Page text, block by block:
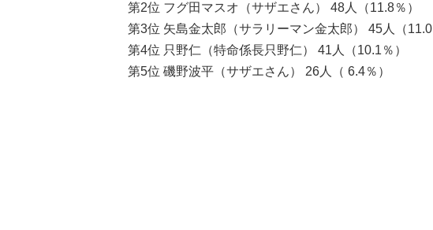
第2位 フグ田マスオ（サザエさん） 48人（11.8％）
第3位 矢島金太郎（サラリーマン金太郎） 45人（11.0
第4位 只野仁（特命係長只野仁） 41人（10.1％）
第5位 磯野波平（サザエさん） 26人（ 6.4％）